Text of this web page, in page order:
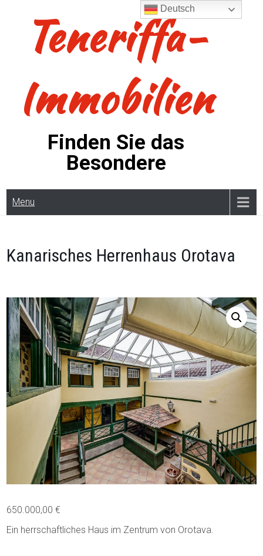
Teneriffa-
Immobilien
Finden Sie das
Besondere
Menu
Kanarisches Herrenhaus Orotava
650.000,00€
Ein herrschaftliches Haus im Zentrum von Orotava.
Deutsch